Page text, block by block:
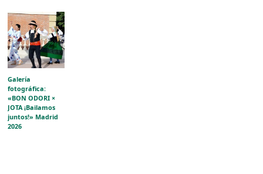
Galería
fotográfica:
«BON ODORI ×
JOTA ¡Bailamos
juntos!» Madrid
2026